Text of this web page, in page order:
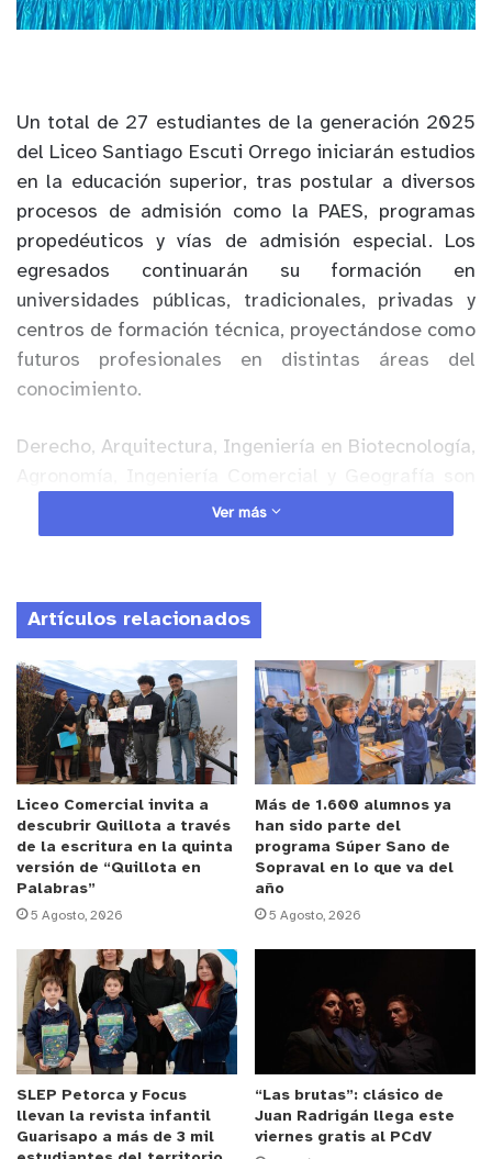
Un total de 27 estudiantes de la generación 2025
del Liceo Santiago Escuti Orrego iniciarán estudios
en la educación superior, tras postular a diversos
procesos de admisión como la PAES, programas
propedéuticos y vías de admisión especial. Los
egresados continuarán su formación en
universidades públicas, tradicionales, privadas y
centros de formación técnica, proyectándose como
futuros profesionales en distintas áreas del
conocimiento.
Derecho, Arquitectura, Ingeniería en Biotecnología,
algunas de las carreras que cursarán los
exalumnos, quienes lograron concretar sus
media en el establecimiento.
Anuncio Patrocinado
Una de ellas es Pierina Paola Molina Monroy,
exalumna del liceo, quien ya se encuentra
matriculada en la carrera de Arquitectura en la
Pontificia Universidad Católica de Valparaíso. De
origen venezolano, llegó a Chile hace
aproximadamente seis años junto a su familia,
integrándose al sistema de educación municipal,
primero en la Escuela Nuestro Mundo y luego en el
Liceo Santiago Escuti Orrego. Sobre este logro,
Pierina señaló que “siento mucha felicidad, porque
siempre fue mi sueño seguir estudiando después
de la media. Es un logro compartido con mi mamá,
que siempre tuvo mucha fe en mí”.
Respecto a su elección académica, explicó que la
Ver más
Artículos relacionados
Liceo Comercial invita a
descubrir Quillota a través
de la escritura en la quinta
versión de “Quillota en
Palabras”
5 Agosto, 2026
Más de 1.600 alumnos ya
han sido parte del
programa Súper Sano de
Sopraval en lo que va del
año
5 Agosto, 2026
SLEP Petorca y Focus
llevan la revista infantil
Guarisapo a más de 3 mil
“Las brutas”: clásico de
Juan Radrigán llega este
viernes gratis al PCdV